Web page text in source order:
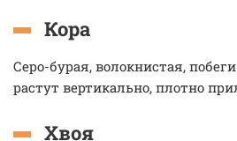
Кора
Серо-бурая, волокнистая,
растут вертикально, плотно
Хвоя